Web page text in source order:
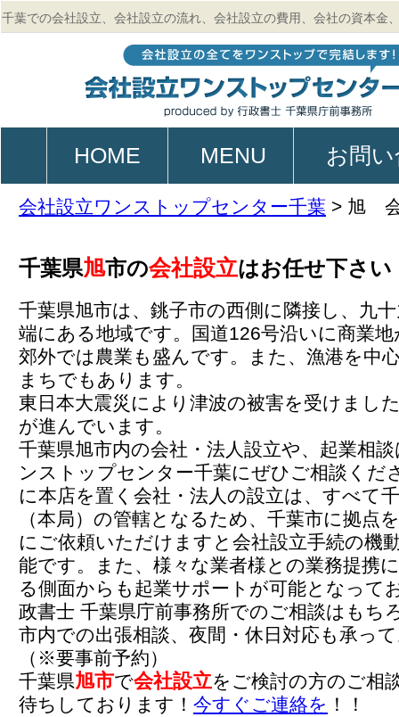
千葉での会社設立、会社設立の流れ、会社設立の費用、会社の資本金
HOME MENU お問
会社設立ワンストップセンター千葉 > 旭
千葉県旭市の会社設立はお任せ下さい
千葉県旭市は、銚子市の西側に隣接し、九
端にある地域です。国道126号沿いに商業
郊外では農業も盛んです。また、漁港を中
まちでもあります。
東日本大震災により津波の被害を受けまし
が進んでいます。
千葉県旭市内の会社・法人設立や、起業相
ンストップセンター千葉にぜひご相談くだ
に本店を置く会社・法人の設立は、すべて
（本局）の管轄となるため、千葉市に拠点
にご依頼いただけますと会社設立手続の機
能です。また、様々な業者様との業務提携
る側面からも起業サポートが可能となって
政書士 千葉県庁前事務所でのご相談はもち
市内での出張相談、夜間・休日対応も承っ
（※要事前予約）
千葉県旭市で会社設立をご検討の方のご相
待ちしております！ 今すぐご連絡を ！！